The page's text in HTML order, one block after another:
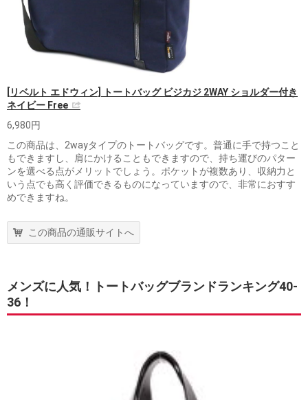
[リベルト エドウィン] トートバッグ ビジカジ 2WAY ショルダー付き
ネイビー Free
6,980円
この商品は、2wayタイプのトートバッグです。普通に手で持つこと
もできますし、肩にかけることもできますので、持ち運びのパター
ンを選べる点がメリットでしょう。ポケットが複数あり、収納力と
いう点でも高く評価できるものになっていますので、非常におすす
めできますね。
この商品の通販サイトへ
メンズに人気！トートバッグブランドランキング40-
36！